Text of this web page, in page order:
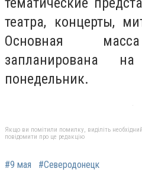
театра, концерты,
Основная
запланирована
понедельник.
Якщо ви помітили помилку, виділіть
повідомити про це редакцію
#9 мая #Северодонецк